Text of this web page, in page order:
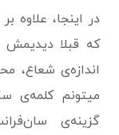
در اینجا، علاوه
که قبلا دیدیمش
اندازه‌ی شعاع،
میتونم کلمه‌ی
گزینه‌ی